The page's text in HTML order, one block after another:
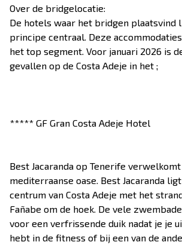
Over de bridgelocatie:
De hotels waar het bridgen plaatsvind
principe centraal. Deze
het top segment. Voor januari 2026 is
gevallen op de Costa Adeje in het ;
***** GF Gran Costa Adeje Hotel
Best Jacaranda op Tenerife
mediterraanse oase. Best Jacaranda
centrum van Costa Adeje met het
Fañabe om de hoek. De vele
voor een verfrissende duik nadat je je
hebt in de fitness of bij een van de